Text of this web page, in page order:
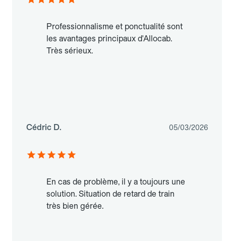
Professionnalisme et ponctualité sont
les avantages principaux d'Allocab.
Très sérieux.
Cédric D. 05/03/2026
En cas de problème, il y a toujours une
solution. Situation de retard de train
très bien gérée.